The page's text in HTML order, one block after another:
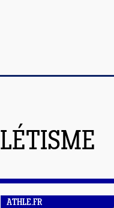
ATHLE.FR